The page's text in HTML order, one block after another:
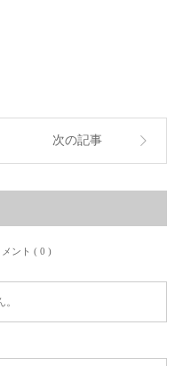
次の記事
メント ( 0 )